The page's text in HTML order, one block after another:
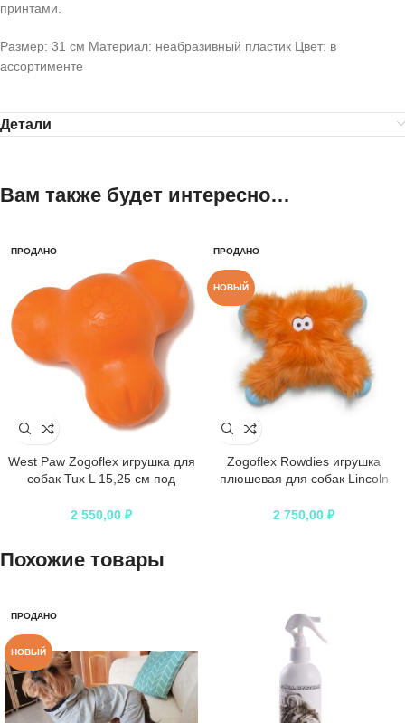
принтами.
Размер: 31 см Материал: неабразивный пластик Цвет: в
ассортименте
Детали
Вам также будет интересно…
ПРОДАНО
West Paw Zogoflex игрушка для
собак Tux L 15,25 см под
2 550,00 ₽
ПРОДАНО
НОВЫЙ
Zogoflex Rowdies игрушка
плюшевая для собак Lincoln
2 750,00 ₽
Похожие товары
ПРОДАНО
НОВЫЙ